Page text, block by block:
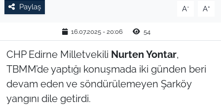
Paylaş A- A+
16.07.2025 - 20:06 54
CHP Edirne Milletvekili Nurten Yontar,
TBMM’de yaptığı konuşmada iki günden beri
devam eden ve söndürülemeyen Şarköy
yangını dile getirdi.
KIRKLARELİ
ÇANAKKALE
TÜRKİYE